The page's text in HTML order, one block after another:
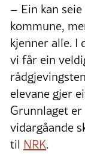
– Ein kan
kommune,
kjenner alle. I
vi får ein
elevane gjer
Grunnlaget
vidargåande
til NRK.